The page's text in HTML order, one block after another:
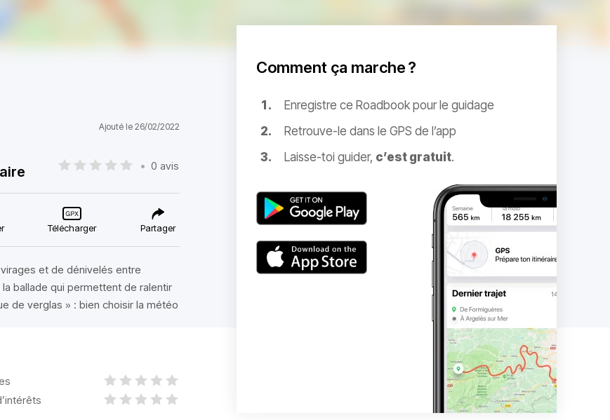
Ajouté le 26/02/2022
• 0 avis
Télécharger Partager
et de dénivelés entre
ballade qui permettent de ralentir
de verglas » : bien choisir la météo
Comment ça marche ?
Enregistre ce Roadbook pour le guidage
Retrouve-le dans le GPS de l’app
Laisse-toi guider, c’est gratuit.